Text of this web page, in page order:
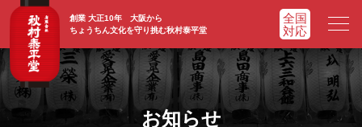
創業 大正10年 大阪から
ちょうちん文化を守り挑む秋村泰平堂
ホーム HOME
ADVATAGE
お知らせ